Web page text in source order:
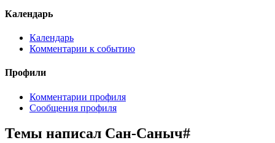
Календарь
Календарь
Комментарии к событию
Профили
Комментарии профиля
Сообщения профиля
Темы написал Сан-Саныч#